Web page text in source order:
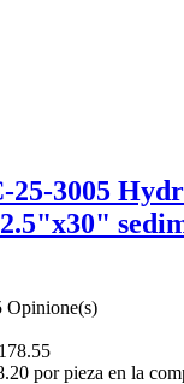
25-3005
Opinione(s)
por pieza en la